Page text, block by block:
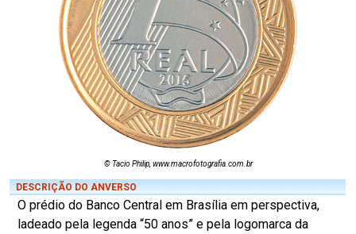
© Tacio Philip, www.macrofotografia.com.br
DESCRIÇÃO DO ANVERSO
O prédio do Banco Central em Brasília em perspectiva,
ladeado pela legenda “50 anos” e pela logomarca da